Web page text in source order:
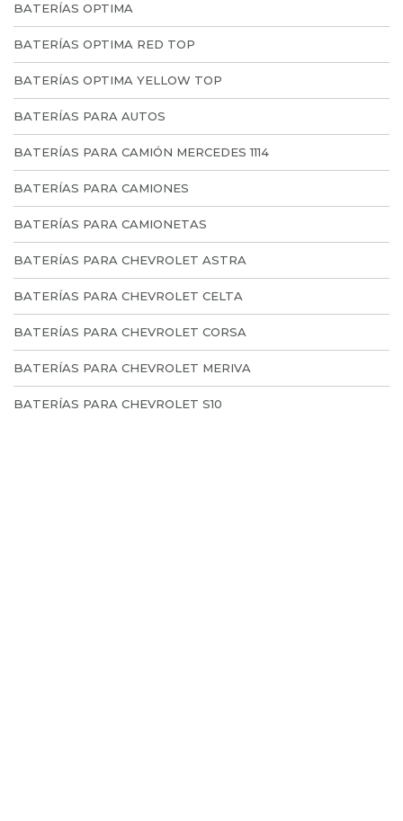
BATERÍAS OPTIMA
BATERÍAS OPTIMA RED TOP
BATERÍAS OPTIMA YELLOW TOP
BATERÍAS PARA AUTOS
BATERÍAS PARA CAMIÓN MERCEDES 1114
BATERÍAS PARA CAMIONES
BATERÍAS PARA CAMIONETAS
BATERÍAS PARA CHEVROLET ASTRA
BATERÍAS PARA CHEVROLET CELTA
BATERÍAS PARA CHEVROLET CORSA
BATERÍAS PARA CHEVROLET MERIVA
BATERÍAS PARA CHEVROLET S10